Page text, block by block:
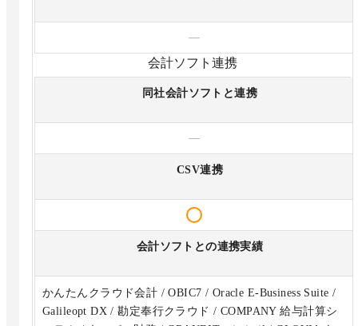
—
会計ソフト連携
同社会計ソフトと連携
—
CSV連携
会計ソフトとの連携実績
かんたんクラウド会計 / OBIC7 / Oracle E-Business Suite /
Galileopt DX / 勘定奉行クラウド / COMPANY 給与計算シ